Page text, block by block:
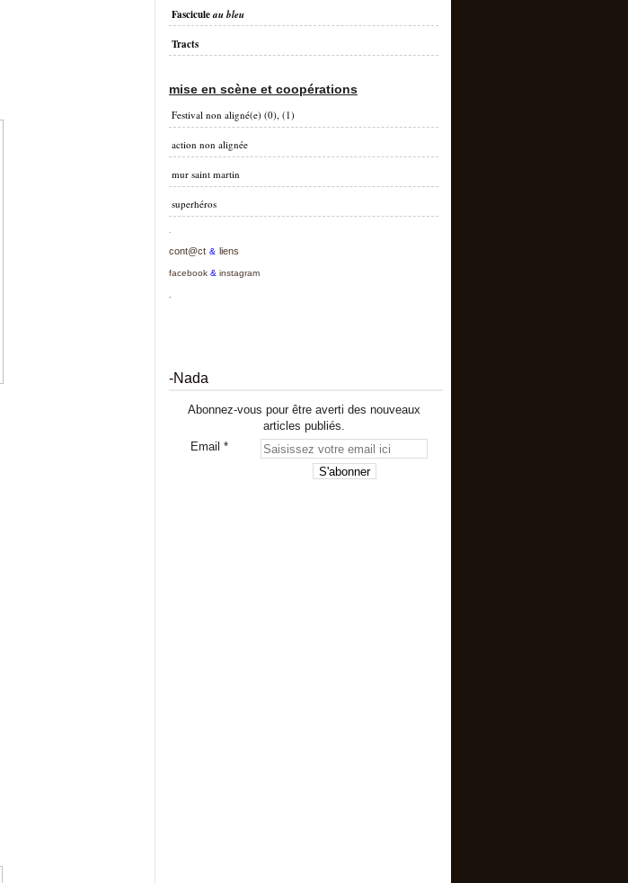
Fasciculeau bleu
Tracts
mise en scène et coopérations
Festival non aligné(e) (0), (1)
action non alignée
mur saint martin
superhéros
cont@ct & liens
facebook & instagram
.
-Nada
Abonnez-vous pour être averti des nouveaux
articles publiés.
Email